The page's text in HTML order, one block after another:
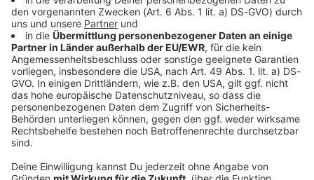
Ausreichend Bewegung, früh ins Bett gehen, kein
Alkohol. Das sind die Dinge, an die man bei einem
gesunden Lebensstil denkt. Doch eine Studie besagt
nun Gegenteil. Hier lest ihr alles Wichtige.